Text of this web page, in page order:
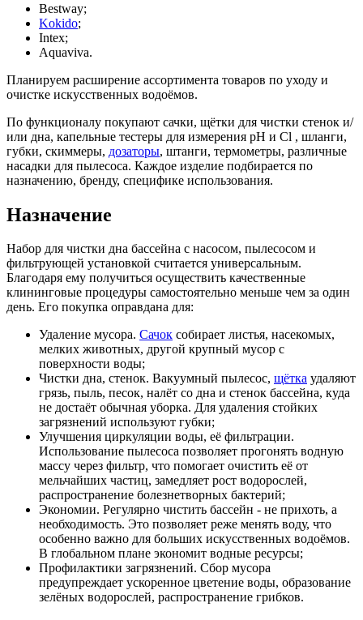
Bestway;
Kokido;
Intex;
Aquaviva.
Планируем расширение ассортимента товаров по уходу и
очистке искусственных водоёмов.
По функционалу покупают сачки, щётки для чистки стенок и/
или дна, капельные тестеры для измерения pH и Cl , шланги,
губки, скиммеры, дозаторы, штанги, термометры, различные
насадки для пылесоса. Каждое изделие подбирается по
назначению, бренду, специфике использования.
Назначение
Набор для чистки дна бассейна с насосом, пылесосом и
фильтрующей установкой считается универсальным.
Благодаря ему получиться осуществить качественные
клининговые процедуры самостоятельно меньше чем за один
день. Его покупка оправдана для:
Удаление мусора. Сачок собирает листья, насекомых,
мелких животных, другой крупный мусор с
поверхности воды;
Чистки дна, стенок. Вакуумный пылесос, щётка удаляют
грязь, пыль, песок, налёт со дна и стенок бассейна, куда
не достаёт обычная уборка. Для удаления стойких
загрязнений используют губки;
Улучшения циркуляции воды, её фильтрации.
Использование пылесоса позволяет прогонять водную
массу через фильтр, что помогает очистить её от
мельчайших частиц, замедляет рост водорослей,
распространение болезнетворных бактерий;
Экономии. Регулярно чистить бассейн - не прихоть, а
необходимость. Это позволяет реже менять воду, что
особенно важно для больших искусственных водоёмов.
В глобальном плане экономит водные ресурсы;
Профилактики загрязнений. Сбор мусора
предупреждает ускоренное цветение воды, образование
зелёных водорослей, распространение грибков.